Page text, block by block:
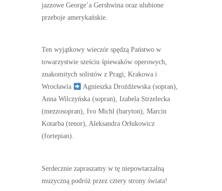
jazzowe George’a Gershwina oraz ulubione
przeboje amerykańskie.
Ten wyjątkowy wieczór spędzą Państwo w
towarzystwie sześciu śpiewaków operowych,
znakomitych solistów z Pragi, Krakowa i
Wrocławia
Agnieszka Drożdżewska (sopran),
Anna Wilczyńska (sopran), Izabela Strzelecka
(mezzosopran), Ivo Michl (baryton), Marcin
Kotarba (tenor), Aleksandra Orłukowicz
(fortepian).
Serdecznie zapraszamy w tę niepowtarzalną
muzyczną podróż przez cztery strony świata!